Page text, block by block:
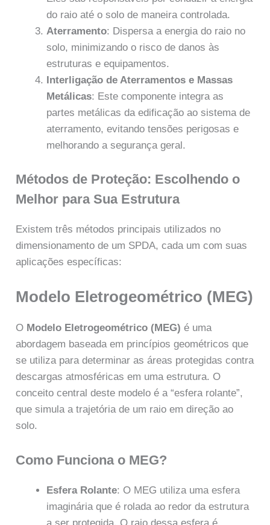
do raio até o solo de maneira controlada.
Aterramento: Dispersa a energia do raio no
solo, minimizando o risco de danos às
estruturas e equipamentos.
Interligação de Aterramentos e Massas
Metálicas: Este componente integra as
partes metálicas da edificação ao sistema de
aterramento, evitando tensões perigosas e
melhorando a segurança geral.
Métodos de Proteção: Escolhendo o
Melhor para Sua Estrutura
Existem três métodos principais utilizados no
dimensionamento de um SPDA, cada um com suas
aplicações específicas:
Modelo Eletrogeométrico (MEG)
O Modelo Eletrogeométrico (MEG) é uma
abordagem baseada em princípios geométricos que
se utiliza para determinar as áreas protegidas contra
descargas atmosféricas em uma estrutura. O
conceito central deste modelo é a “esfera rolante”,
que simula a trajetória de um raio em direção ao
solo.
Como Funciona o MEG?
Esfera Rolante: O MEG utiliza uma esfera
imaginária que é rolada ao redor da estrutura